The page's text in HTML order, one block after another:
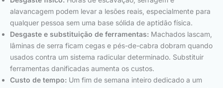
alavancagem podem levar a lesões reais, especialmente para
qualquer pessoa sem uma base sólida de aptidão física.
Desgaste e substituição de ferramentas: Machados lascam,
lâminas de serra ficam cegas e pés-de-cabra dobram quando
usados contra um sistema radicular determinado. Substituir
ferramentas danificadas aumenta os custos.
Custo de tempo: Um fim de semana inteiro dedicado a um